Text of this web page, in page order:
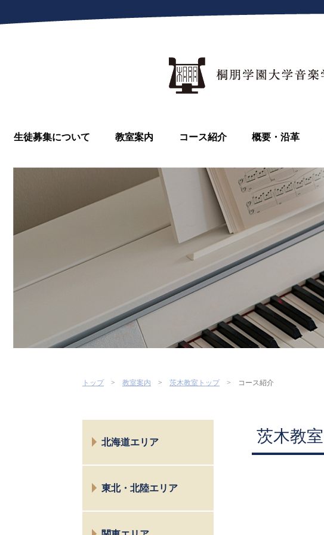
生徒募集について 教室案内 コース紹介 概要・沿革
トップ 教室案内 茨木教室トップ コース紹介
茨木教室
北海道エリア
東北・北陸エリア